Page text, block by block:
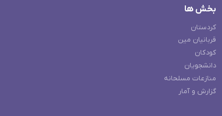
بخش ها
کردستان
قربانیان مین
کودکان
دانشجویان
منازعات مسلحانه
گزارش و آمار